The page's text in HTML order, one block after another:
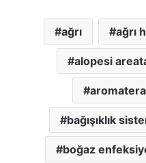
ağrı ağrı
alopesi
bağışıklık
boğaz